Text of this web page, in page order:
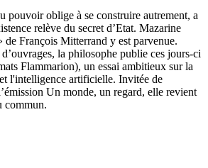
pouvoir oblige à se construire autrement, a
relève du secret d’Etat. Mazarine
de François Mitterrand y est parvenue.
la philosophe publie ces jours-ci
Flammarion), un essai ambitieux sur la
l'intelligence artificielle. Invitée de
Un monde, un regard, elle revient
commun.